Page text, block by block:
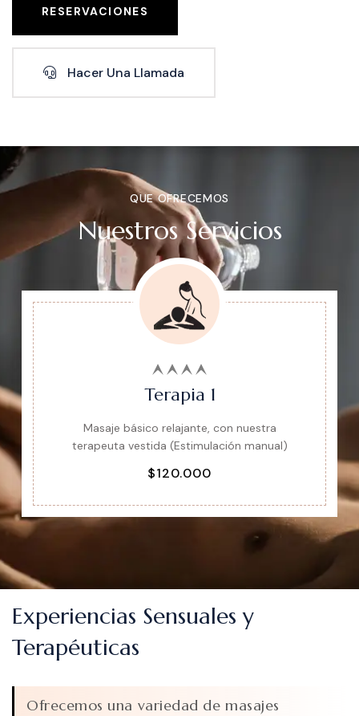
RESERVACIONES
Hacer Una Llamada
QUE OFRECEMOS
Nuestros Servicios
Terapia 1
Masaje básico relajante, con nuestra
terapeuta vestida (Estimulación manual)
$120.000
Experiencias Sensuales y
Terapéuticas
Ofrecemos una variedad de masajes